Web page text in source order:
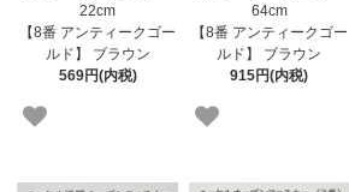
22cm
【8番 アンティークゴー
ルド】 ブラウン
569円(内税)
64cm
【8番 アンティークゴー
ルド】 ブラウン
915円(内税)